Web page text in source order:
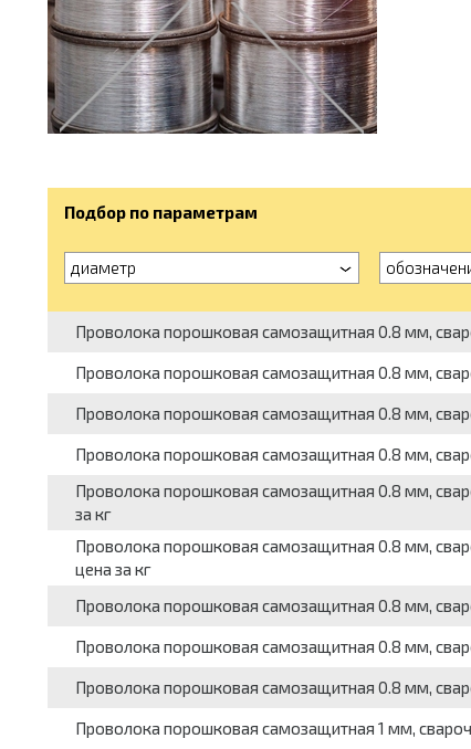
Подбор по параметрам
диаметр
Проволока порошковая самозащитная 0.8 мм,
Проволока порошковая самозащитная 0.8 мм,
Проволока порошковая самозащитная 0.8 мм,
Проволока порошковая самозащитная 0.8 мм,
Проволока порошковая самозащитная 0.8 мм,
за кг
Проволока порошковая самозащитная 0.8 мм,
цена за кг
Проволока порошковая самозащитная 0.8 мм,
Проволока порошковая самозащитная 0.8 мм,
Проволока порошковая самозащитная 0.8 мм,
Проволока порошковая самозащитная 1 мм,